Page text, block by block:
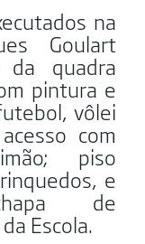
na
Goulart
da quadra
pintura e
vôlei
com
piso
e
de
Escola.